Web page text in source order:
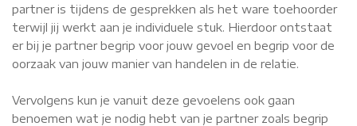
partner is tijdens de gesprekken als het ware toehoorder
terwijl jij werkt aan je individuele stuk. Hierdoor ontstaat
er bij je partner begrip voor jouw gevoel en begrip voor de
oorzaak van jouw manier van handelen in de relatie.
Vervolgens kun je vanuit deze gevoelens ook gaan
benoemen wat je nodig hebt van je partner zoals begrip